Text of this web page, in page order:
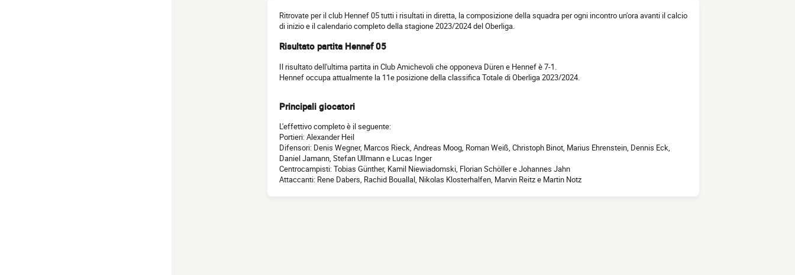
Ritrovate per il club Hennef 05 tutti i risultati in diretta, la composizione della squadra per ogni incontro un'ora avanti il calcio
di inizio e il calendario completo della stagione 2023/2024 del Oberliga.
Risultato partita Hennef 05
Il risultato dell'ultima partita in Club Amichevoli che opponeva Düren e Hennef è 7-1.
Hennef occupa attualmente la 11e posizione della classifica Totale di Oberliga 2023/2024.
Principali giocatori
L'effettivo completo è il seguente:
Portieri: Alexander Heil
Difensori: Denis Wegner, Marcos Rieck, Andreas Moog, Roman Weiß, Christoph Binot, Marius Ehrenstein, Dennis Eck,
Daniel Jamann, Stefan Ullmann e Lucas Inger
Centrocampisti: Tobias Günther, Kamil Niewiadomski, Florian Schöller e Johannes Jahn
Attaccanti: Rene Dabers, Rachid Bouallal, Nikolas Klosterhalfen, Marvin Reitz e Martin Notz